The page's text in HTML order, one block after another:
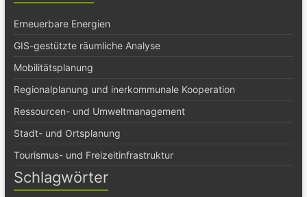
Erneuerbare Energien
GIS-gestützte räumliche Analyse
Mobilitätsplanung
Regionalplanung und inerkommunale Kooperation
Ressourcen- und Umweltmanagement
Stadt- und Ortsplanung
Tourismus- und Freizeitinfrastruktur
Schlagwörter